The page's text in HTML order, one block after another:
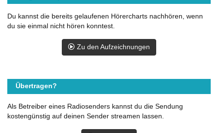
Du kannst die bereits gelaufenen Hörercharts nachhören, wenn
du sie einmal nicht hören konntest.
Zu den Aufzeichnungen
Übertragen?
Als Betreiber eines Radiosenders kannst du die Sendung
kostengünstig auf deinen Sender streamen lassen.